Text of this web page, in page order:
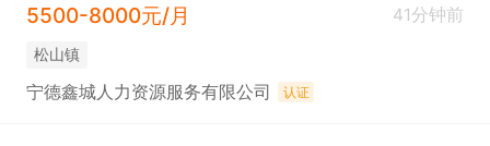
5500-8000元/月
41分钟前
松山镇
宁德鑫城人力资源服务有限公司 认证